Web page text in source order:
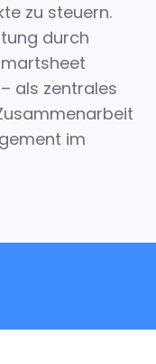
zu steuern.
durch
als zentrales
im